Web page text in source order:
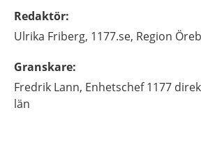
Redaktör:
Ulrika Friberg, 1177.se, Region
Granskare:
Fredrik Lann, Enhetschef 1177
län